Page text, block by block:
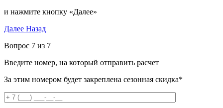
и нажмите кнопку «Далее»
Далее Назад
Вопрос 7 из 7
Введите номер, на который отправить расчет
За этим номером будет закреплена сезонная скидка*